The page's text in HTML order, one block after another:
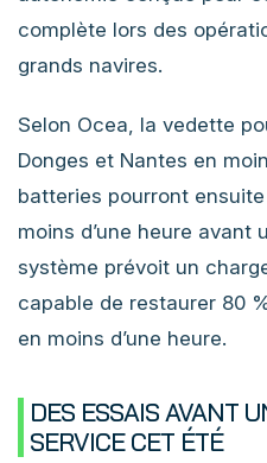
complète lors des
grands navires.
Selon Ocea, la vedette
Donges et Nantes en
batteries pourront
moins d’une heure avant
système prévoit un
capable de restaurer 80
en moins d’une heure.
DES ESSAIS AVANT
SERVICE CET ÉTÉ